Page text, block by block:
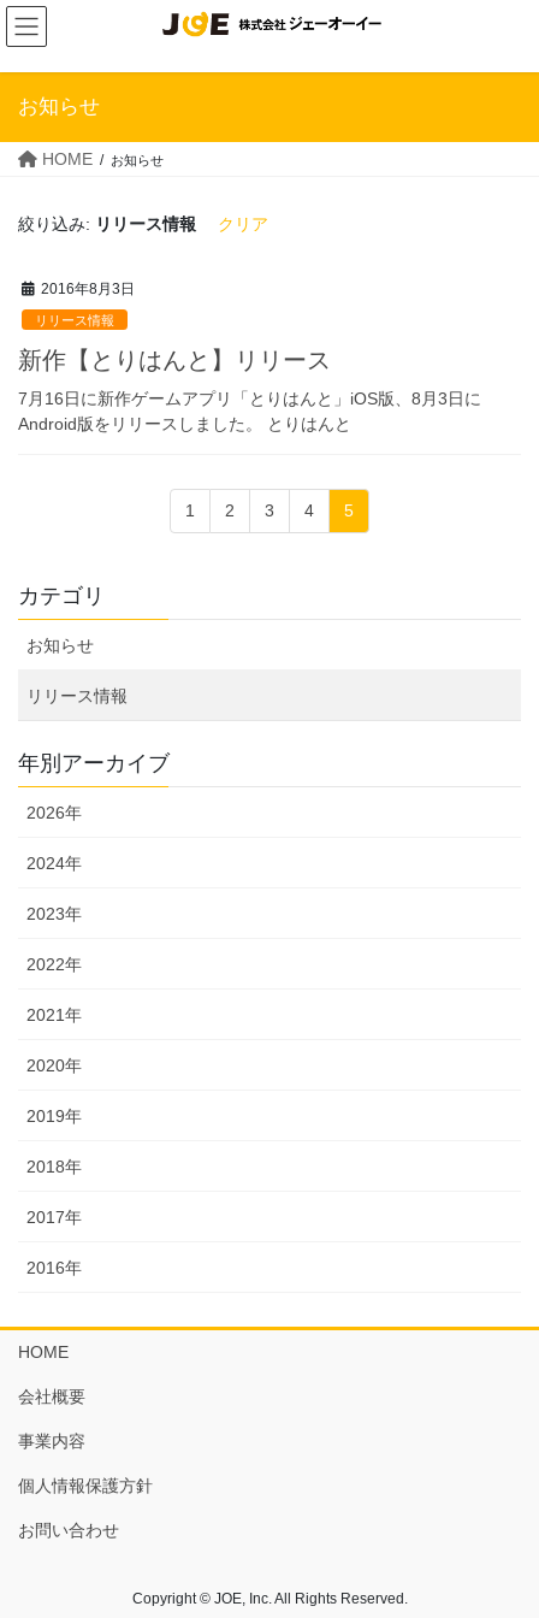
Skip
Skip
お知らせ
HOME お知らせ
絞り込み: リリース情報 クリア
2016年8月3日
リリース情報
新作【とりはんと】リリース
7月16日に新作ゲームアプリ「とりはんと」iOS版、8月3日に
Android版をリリースしました。 とりはんと
ビ
ゲ
ー
シ
ョ
ン
1 2 3 4 5
カテゴリ
お知らせ
リリース情報
年別アーカイブ
2026年
2024年
2023年
2022年
2021年
2020年
2019年
2018年
2017年
2016年
HOME
会社概要
事業内容
個人情報保護方針
お問い合わせ
Copyright © JOE, Inc. All Rights Reserved.